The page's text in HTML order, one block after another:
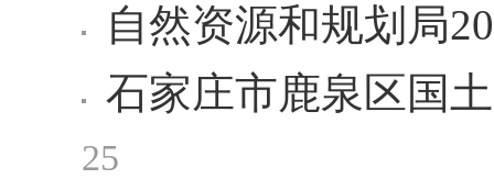
表 2021-07-12
自然资源和规划局
石家庄市鹿泉区国
25